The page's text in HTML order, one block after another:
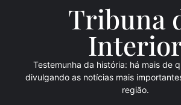
Tribuna
Interio
Testemunha da história: há mais de
divulgando as notícias mais
região.